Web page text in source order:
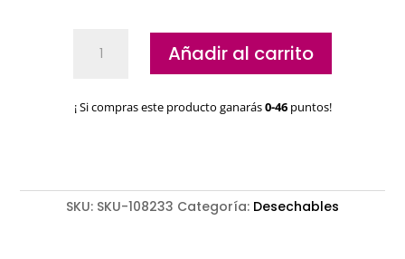
NR
Añadir al carrito
¡ Si compras este producto ganarás0-46puntos!
SKU: SKU-108233 Categoría: Desechables